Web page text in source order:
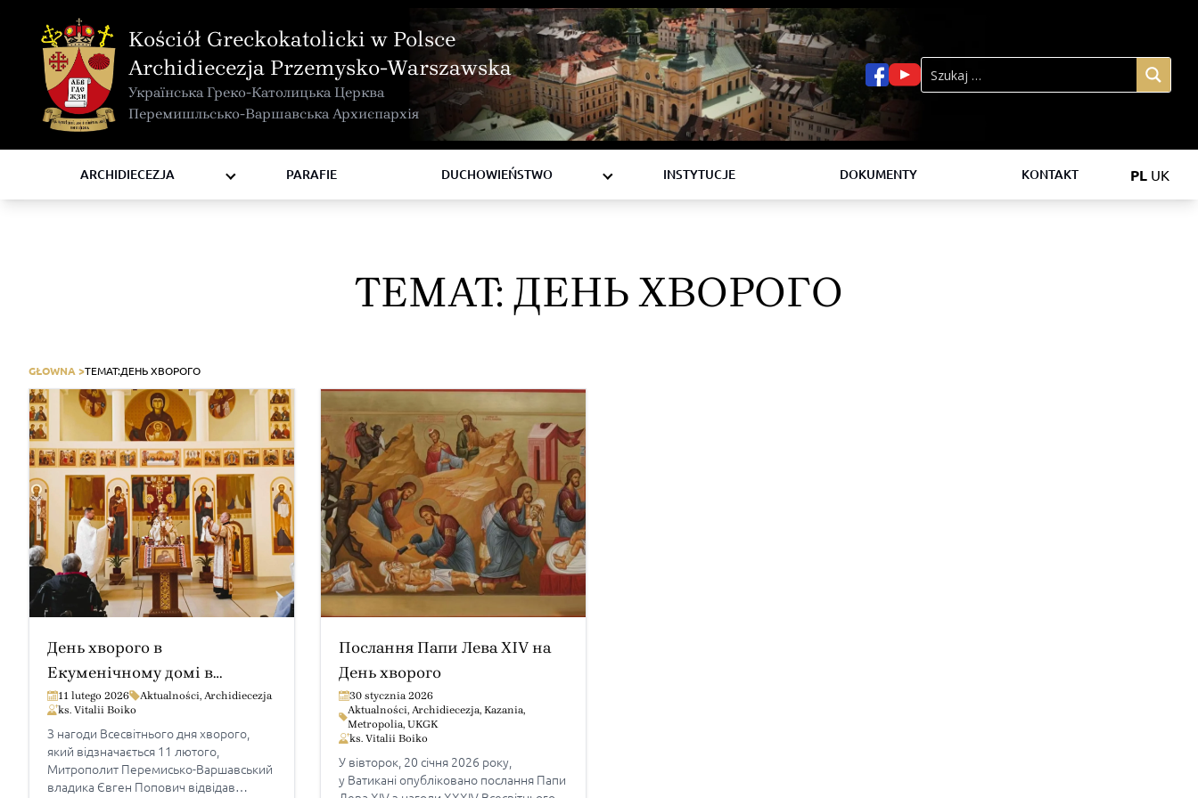
Kościół Greckokatolicki w Polsce
Archidiecezja Przemysko-Warszawska
Українська Греко-Католицька Церква
Перемишльсько-Варшавська Архиєпархія
ARCHIDIECEZJA
KURIA METROPOLITALNA
KAPITUŁA
KOMISJE I WYDZIAŁY
RADY
ZAKONY I ZGROMADZENIA
PARAFIE
DUCHOWIEŃSTWO
BISKUPI
KSIĘŻA
INSTYTUCJE
DOKUMENTY KONTAKT PL UK
TEMAT: ДЕНЬ ХВОРОГО
GŁOWNA >TEMAT:ДЕНЬ ХВОРОГО
День хворого в
Екуменічному домі в
Пралківцях
11 lutego 2026 Aktualności, Archidiecezja
ks. Vitalii Boiko
З нагоди Всесвітнього дня хворого,
який відзначається 11 лютого,
Митрополит Перемисько-Варшавський
владика Євген Попович відвідав
Послання Папи Лева XIV на
День хворого
30 stycznia 2026
Aktualności, Archidiecezja, Kazania,
Metropolia, UKGK
ks. Vitalii Boiko
У вівторок, 20 січня 2026 року,
у Ватикані опубліковано послання Папи